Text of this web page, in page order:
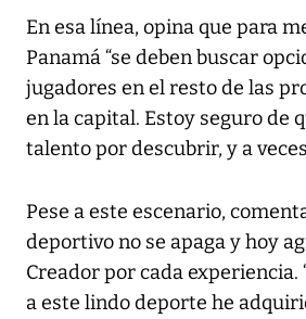
En esa línea, opina que para
Panamá “se deben buscar
jugadores en el resto de las
en la capital. Estoy seguro de
talento por descubrir, y a veces
Pese a este escenario,
deportivo no se apaga y hoy
Creador por cada experiencia.
a este lindo deporte he